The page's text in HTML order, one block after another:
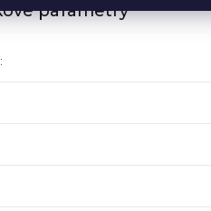
parametry
: